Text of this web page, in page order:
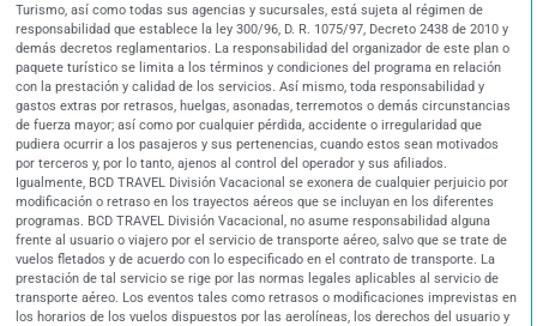
Turismo, así como todas sus agencias y sucursales, está sujeta al régimen de
responsabilidad que establece la ley 300/96, D. R. 1075/97, Decreto 2438 de 2010 y
demás decretos reglamentarios. La responsabilidad del organizador de este plan o
paquete turístico se limita a los términos y condiciones del programa en relación
con la prestación y calidad de los servicios. Así mismo, toda responsabilidad y
gastos extras por retrasos, huelgas, asonadas, terremotos o demás circunstancias
de fuerza mayor; así como por cualquier pérdida, accidente o irregularidad que
pudiera ocurrir a los pasajeros y sus pertenencias, cuando estos sean motivados
por terceros y, por lo tanto, ajenos al control del operador y sus afiliados.
Igualmente, BCD TRAVEL División Vacacional se exonera de cualquier perjuicio por
modificación o retraso en los trayectos aéreos que se incluyan en los diferentes
programas. BCD TRAVEL División Vacacional, no asume responsabilidad alguna
frente al usuario o viajero por el servicio de transporte aéreo, salvo que se trate de
vuelos fletados y de acuerdo con lo especificado en el contrato de transporte. La
prestación de tal servicio se rige por las normas legales aplicables al servicio de
transporte aéreo. Los eventos tales como retrasos o modificaciones imprevistas en
los horarios de los vuelos dispuestos por las aerolíneas, los derechos del usuario y